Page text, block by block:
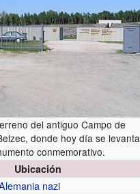
del antiguo Campo de
donde hoy día se levanta
conmemorativo.
Ubicación
nazi